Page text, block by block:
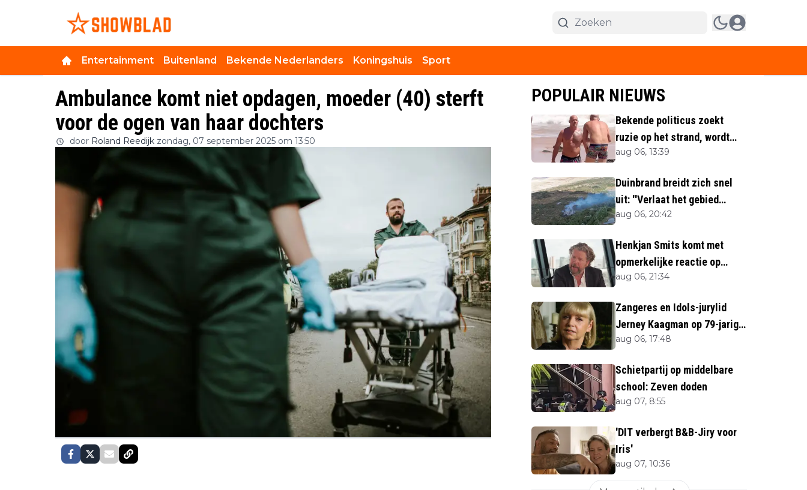
Entertainment Buitenland Bekende Nederlanders Koningshuis Sport
Ambulance komt niet opdagen, moeder (40) sterft
voor de ogen van haar dochters
door Roland Reedijk zondag, 07 september 2025 om 13:50
POPULAIR NIEUWS
Bekende politicus zoekt
ruzie op het strand, wordt
neergemaaid
aug 06, 13:39
Duinbrand breidt zich snel
uit: ''Verlaat het gebied
direct''
aug 06, 20:42
Henkjan Smits komt met
opmerkelijke reactie op
overlijden Jerney Kaagman
aug 06, 21:34
Zangeres en Idols-jurylid
Jerney Kaagman op 79-jarige
leeftijd overleden
aug 06, 17:48
Schietpartij op middelbare
school: Zeven doden
aug 07, 8:55
'DIT verbergt B&B-Jiry voor
Iris'
aug 07, 10:36